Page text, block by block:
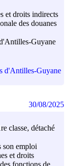
et droits indirects
des douanes
Guyane
d'Antilles-Guyane
classe, détaché
son emploi
et droits
fonctions de
30/08/2025